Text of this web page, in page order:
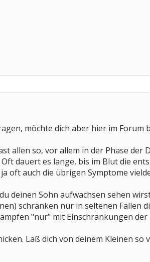
möchte dich aber hier im Forum
allen so, vor allem in der Phase
dauert es lange, bis im Blut die
oft auch die übrigen Symptome
deinen Sohn aufwachsen sehen
schränken nur in seltenen Fällen
"nur" mit Einschränkungen
Laß dich von deinem Kleinen